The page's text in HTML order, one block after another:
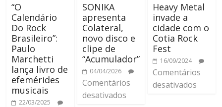
“O
Calendário
Do Rock
Brasileiro”:
Paulo
Marchetti
lança livro de
efemérides
musicais
22/03/2025
SONIKA
apresenta
Colateral,
novo disco e
clipe de
“Acumulador”
04/04/2026
Comentários
desativados
Heavy Metal
invade a
cidade com o
Cotia Rock
Fest
16/09/2024
Comentários
desativados